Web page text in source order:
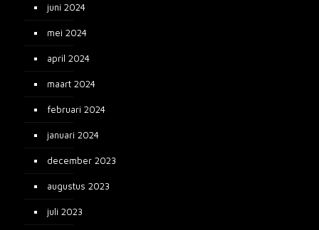
juni 2024
mei 2024
april 2024
maart 2024
februari 2024
januari 2024
december 2023
augustus 2023
juli 2023